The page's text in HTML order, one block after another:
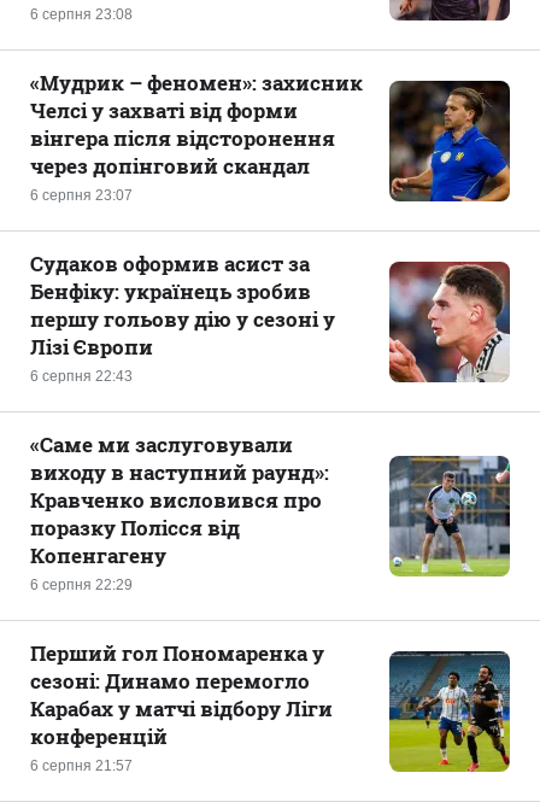
6 серпня 23:08
6 серпня 23:07
«Мудрик – феномен»: захисник
Челсі у захваті від форми
вінгера після відсторонення
через допінговий скандал
6 серпня 22:43
Судаков оформив асист за
Бенфіку: українець зробив
першу гольову дію у сезоні у
Лізі Європи
6 серпня 22:29
«Саме ми заслуговували
виходу в наступний раунд»:
Кравченко висловився про
поразку Полісся від
Копенгагену
6 серпня 21:57
Перший гол Пономаренка у
сезоні: Динамо перемогло
Карабах у матчі відбору Ліги
конференцій